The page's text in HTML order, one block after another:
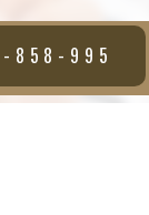
料買取査定
858-995